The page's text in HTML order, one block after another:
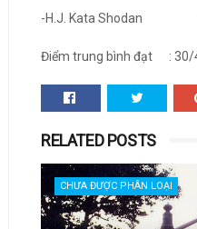
-H.J. Kata Shodan
Điểm trung bình đạt : 30/
RELATED POSTS
CHƯA ĐƯỢC PHÂN LOẠI